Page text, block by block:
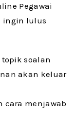
Pegawai
ingin lulus
soalan
akan keluar
cara menjawab